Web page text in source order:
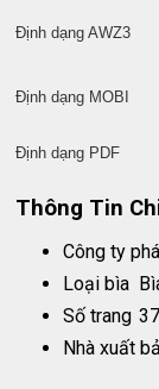
Định dạng
Định dạng
Định
Thông Tin
Công ty
Loại bìa
Số trang
Nhà xuất